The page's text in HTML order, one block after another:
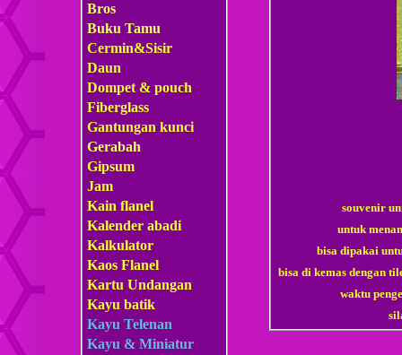
souvenir
untuk
bisa dipakai
bisa di kemas dengan
waktu
Bros
Buku Tamu
Cermin&Sisir
Daun
Dompet & pouch
Fiberglass
Gantungan kunci
Gerabah
Gipsum
Jam
Kain flanel
Kalender abadi
Kalkulator
Kaos Flanel
Kartu Undangan
Kayu batik
Kayu Telenan
Kayu & Miniatur